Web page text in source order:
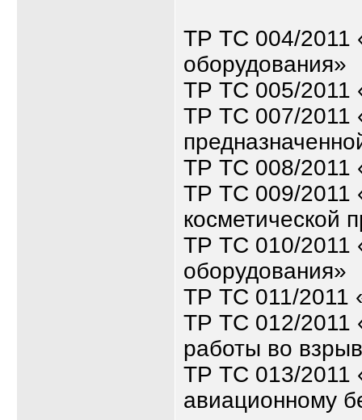
ТР ТС 004/2011
оборудования»
ТР ТС 005/2011
ТР ТС 007/2011
ТР ТС 008/2011
ТР ТС 009/2011
косметической
ТР ТС 010/2011
оборудования»
ТР ТС 011/2011
ТР ТС 012/2011
работы во
ТР ТС 013/2011
авиационному